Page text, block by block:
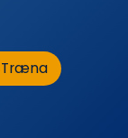
Træna